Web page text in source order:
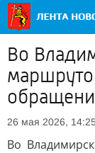
Во
26 мая 2026,
Во